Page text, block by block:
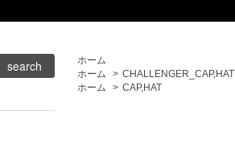
ホーム
ホーム
> CHALLENGER_CAP,HAT
ホーム
> CAP,HAT